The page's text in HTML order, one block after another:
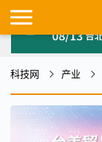
科技网 产业